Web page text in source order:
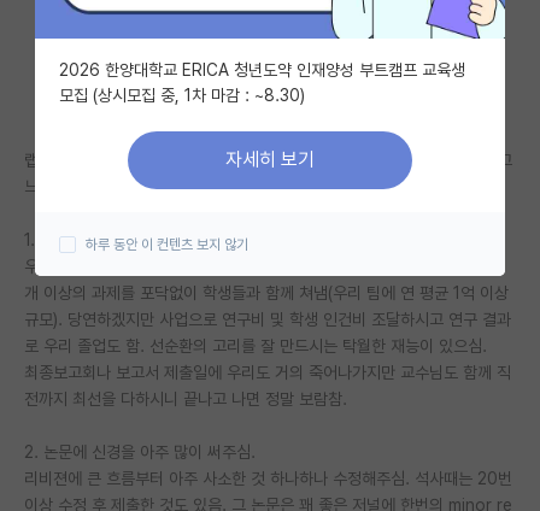
자유 게시판(아무개랩)
미국 유학 게시판
미국 대학원 합격 후기 게시판
대학원생 모집 게시판
연구실(PI) 홍보 게시판
석박사 채용 정보 게시판
임용 정보 게시판
취업 게시판
랩에 들어온지 7년 동안 학석박을 지도해주시고 계시는 우리 교수님을 보고
느낀점.
1. 연구와 사업을 둘 다 최선을 다하심.
우리 연구실은 (비주류)생물 면역/병원미생물 관련으로 연구를 함. 매년 10
개 이상의 과제를 포닥없이 학생들과 함께 쳐냄(우리 팀에 연 평균 1억 이상
규모). 당연하겠지만 사업으로 연구비 및 학생 인건비 조달하시고 연구 결과
로 우리 졸업도 함. 선순환의 고리를 잘 만드시는 탁월한 재능이 있으심.
최종보고회나 보고서 제출일에 우리도 거의 죽어나가지만 교수님도 함께 직
전까지 최선을 다하시니 끝나고 나면 정말 보람참.
2. 논문에 신경을 아주 많이 써주심.
리비젼에 큰 흐름부터 아주 사소한 것 하나하나 수정해주심. 석사때는 20번
이상 수정 후 제출한 것도 있음. 그 논문은 꽤 좋은 저널에 한번의 minor re
2026 한양대학교 ERICA 청년도약 인재양성 부트캠프 교육생
모집 (상시모집 중, 1차 마감 : ~8.30)
자세히 보기
하루 동안 이 컨텐츠 보지 않기